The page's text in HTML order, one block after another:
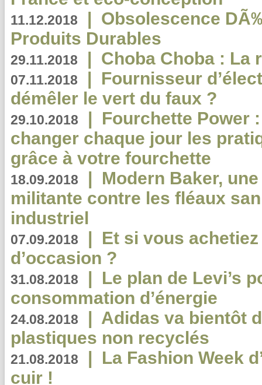
11.12.2018 | Obsolescence
Produits Durables
29.11.2018 | Choba Choba : La
07.11.2018 | Fournisseur
démêler le vert du faux ?
29.10.2018 | Fourchette Power
changer chaque jour les
grâce à votre fourchette
18.09.2018 | Modern Baker,
militante contre les fléaux
industriel
07.09.2018 | Et si vous
d’occasion ?
31.08.2018 | Le plan de Levi’s
consommation d’énergie
24.08.2018 | Adidas va bientôt
plastiques non recyclés
21.08.2018 | La Fashion Week
cuir !